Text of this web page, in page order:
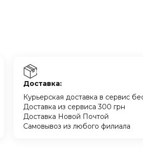
Доставка:
Курьерская доставка в сервис
Доставка из сервиса 300 грн
Доставка Новой Почтой
Самовывоз из любого филиала